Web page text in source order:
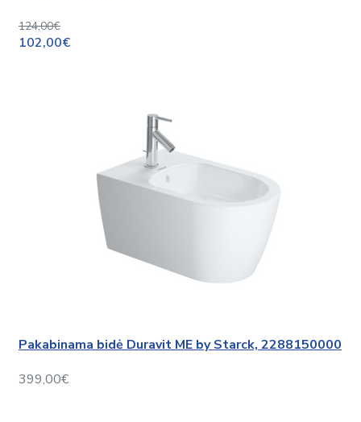
124,00€
102,00€
Pakabinama bidė Duravit ME by Starck, 2288150000
399,00€